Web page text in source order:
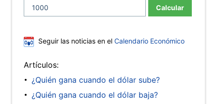
Calcular
Seguir las noticias en el Calendario Económico
Artículos:
¿Quién gana cuando el dólar sube?
¿Quién gana cuando el dólar baja?